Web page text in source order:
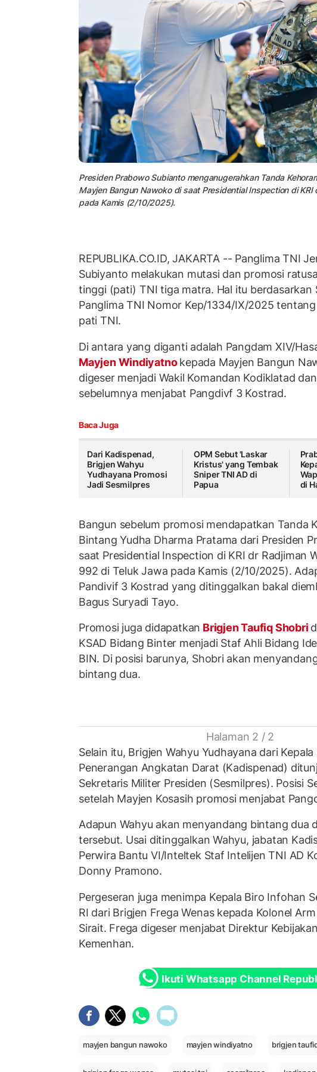
Presiden Prabowo Subianto menganugerahkan Tanda
Mayjen Bangun Nawoko di saat Presidential Inspection di
pada Kamis (2/10/2025).
REPUBLIKA.CO.ID, JAKARTA -- Panglima TNI
Subiyanto melakukan mutasi dan promosi
tinggi (pati) TNI tiga matra. Hal itu berdasarkan
Panglima TNI Nomor Kep/1334/IX/2025
pati TNI.
Di antara yang diganti adalah Pangdam XIV/
Mayjen Windiyatnokepada Mayjen Bangun
digeser menjadi Wakil Komandan Kodiklatad
sebelumnya menjabat Pangdivf 3 Kostrad.
Baca Juga
Dari Kadispenad,
Brigjen Wahyu
Yudhayana Promosi
Jadi Sesmilpres
OPM Sebut 'Laskar
Kristus' yang Tembak
Sniper TNI AD di
Papua
di
Bangun sebelum promosi mendapatkan Tanda
Bintang Yudha Dharma Pratama dari Presiden
saat Presidential Inspection di KRI dr Radjiman
992 di Teluk Jawa pada Kamis (2/10/2025).
Pandivif 3 Kostrad yang ditinggalkan bakal
Bagus Suryadi Tayo.
Promosi juga didapatkan Brigjen Taufiq Shobri
KSAD Bidang Binter menjadi Staf Ahli Bidang
BIN. Di posisi barunya, Shobri akan
bintang dua.
Halaman 2 / 2
Selain itu, Brigjen Wahyu Yudhayana dari Kepala
Penerangan Angkatan Darat (Kadispenad)
Sekretaris Militer Presiden (Sesmilpres). Posisi
setelah Mayjen Kosasih promosi menjabat
Adapun Wahyu akan menyandang bintang dua
tersebut. Usai ditinggalkan Wahyu, jabatan
Perwira Bantu VI/Inteltek Staf Intelijen TNI AD
Donny Pramono.
Pergeseran juga menimpa Kepala Biro Infohan
RI dari Brigjen Frega Wenas kepada Kolonel
Sirait. Frega digeser menjabat Direktur
Kemenhan.
Ikuti Whatsapp Channel
mayjen bangun nawoko mayjen windiyatno brigjen